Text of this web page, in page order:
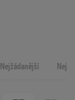
Nejžádanější